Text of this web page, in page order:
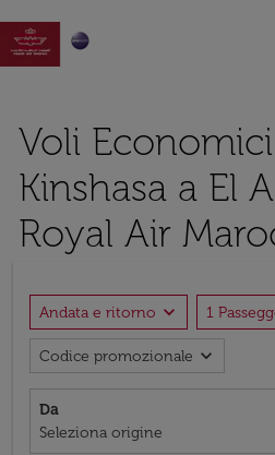

Voli
Kinshasa a El
Royal Air
Andata e ritorno expand_more 1
Codice promozionale expand_more
Da
Seleziona origine